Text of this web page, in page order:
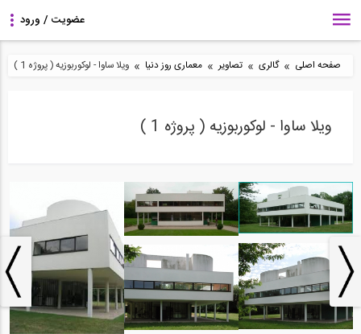
صفحه اصلی » گالری » تصاویر » معماری روز دنیا » ويلا ساوا - لوکوربوزیه ( پروژه 1 )
ويلا ساوا - لوکوربوزیه ( پروژه 1 )